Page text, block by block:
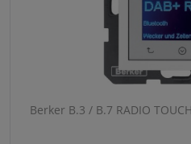
Berker B.3 / B.7 RADIO